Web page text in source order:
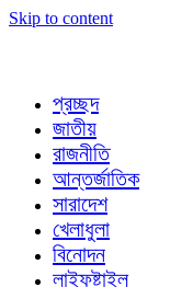
Skip to content
প্রচ্ছদ
জাতীয়
রাজনীতি
আন্তর্জাতিক
সারাদেশ
খেলাধুলা
বিনোদন
লাইফষ্টাইল